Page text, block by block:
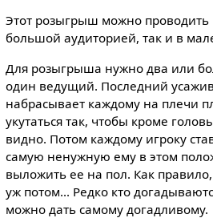
Этот розыгрыш можно проводить
большой аудиторией, так и в
Для розыгрыша нужно два или
один ведущий. Последний
набрасывает каждому на плечи
укутаться так, чтобы кроме
видно. Потом каждому игроку
самую ненужную ему в этом
выложить ее на пол. Как
уж потом... Редко кто
можно дать самому догадливому.